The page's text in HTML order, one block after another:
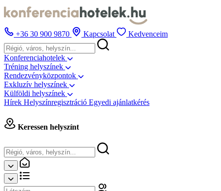
+36 30 900 9870 Kapcsolat Kedvenceim
Konferenciahotelek
Tréning helyszínek
Rendezvényközpontok
Exkluzív helyszínek
Külföldi helyszínek
Hírek Helyszínregisztráció Egyedi ajánlatkérés
Keressen helyszínt